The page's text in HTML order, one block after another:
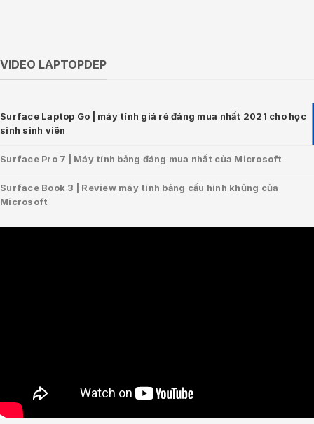
VIDEO LAPTOPDEP
Surface Laptop Go | máy tính giá rẻ đáng mua nhất 2021 cho học
sinh sinh viên
Surface Pro 7 | Máy tính bảng đáng mua nhất của Microsoft
Surface Book 3 | Review máy tính bảng cấu hình khủng của
Microsoft